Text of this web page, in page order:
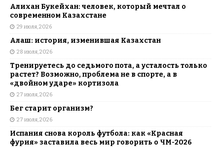
Алихан Букейхан: человек, который мечтал о
современном Казахстане
29 июля, 2026
Алаш: история, изменившая Казахстан
28 июля, 2026
Тренируетесь до седьмого пота, а усталость только
растет? Возможно, проблема не в спорте, а в
«двойном ударе» кортизола
27 июля, 2026
Бег старит организм?
27 июля, 2026
Испания снова король футбола: как «Красная
фурия» заставила весь мир говорить о ЧМ-2026